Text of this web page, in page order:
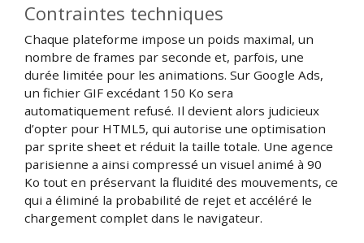
Contraintes techniques
Chaque plateforme impose un poids maximal, un
nombre de frames par seconde et, parfois, une
durée limitée pour les animations. Sur Google Ads,
un fichier GIF excédant 150 Ko sera
automatiquement refusé. Il devient alors judicieux
d’opter pour HTML5, qui autorise une optimisation
par sprite sheet et réduit la taille totale. Une agence
parisienne a ainsi compressé un visuel animé à 90
Ko tout en préservant la fluidité des mouvements, ce
qui a éliminé la probabilité de rejet et accéléré le
chargement complet dans le navigateur.